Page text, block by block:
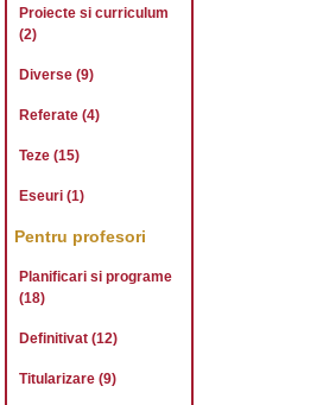
Proiecte si curriculum
(2)
Diverse (9)
Referate (4)
Teze (15)
Eseuri (1)
Pentru profesori
Planificari si programe
(18)
Definitivat (12)
Titularizare (9)